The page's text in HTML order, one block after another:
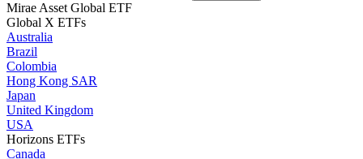
Mirae Asset Global ETF
Global X ETFs
Australia
Brazil
Colombia
Hong Kong SAR
Japan
United Kingdom
USA
Horizons ETFs
Canada